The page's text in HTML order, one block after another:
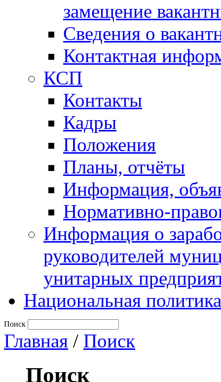
замещение
Сведения о
Контактная
КСП
Контакты
Кадры
Положения
Планы, отчёты
Информация,
Нормативно-
Информация о
руководителей
унитарных
Национальная политика
Поиск
Главная / Поиск
Поиск